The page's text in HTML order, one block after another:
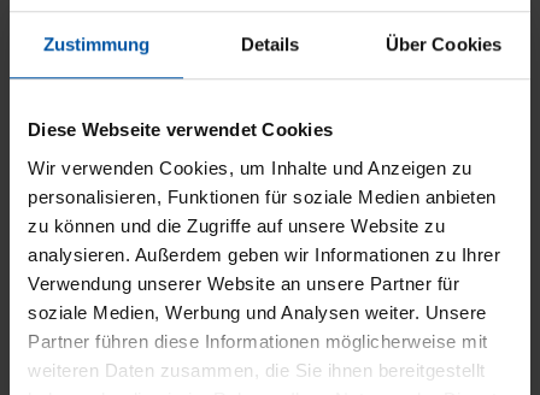
Zustimmung Details Über Cookies
Diese Webseite verwendet Cookies
Wir verwenden Cookies, um Inhalte und Anzeigen zu
personalisieren, Funktionen für soziale Medien anbieten
zu können und die Zugriffe auf unsere Website zu
analysieren. Außerdem geben wir Informationen zu Ihrer
Verwendung unserer Website an unsere Partner für
soziale Medien, Werbung und Analysen weiter. Unsere
Partner führen diese Informationen möglicherweise mit
weiteren Daten zusammen, die Sie ihnen bereitgestellt